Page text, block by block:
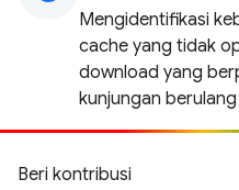
Mengidentifikasi
cache yang tidak
download yang
kunjungan
Beri kontribusi